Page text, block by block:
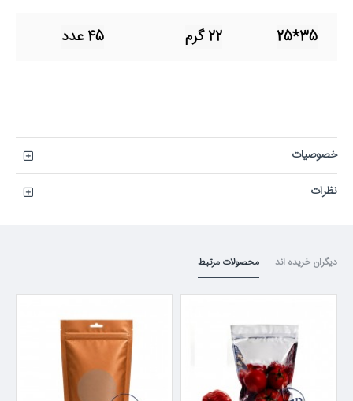
35*25 22 گرم 45 عدد
خصوصیات
نظرات
دیگران خریده اند محصولات مرتبط